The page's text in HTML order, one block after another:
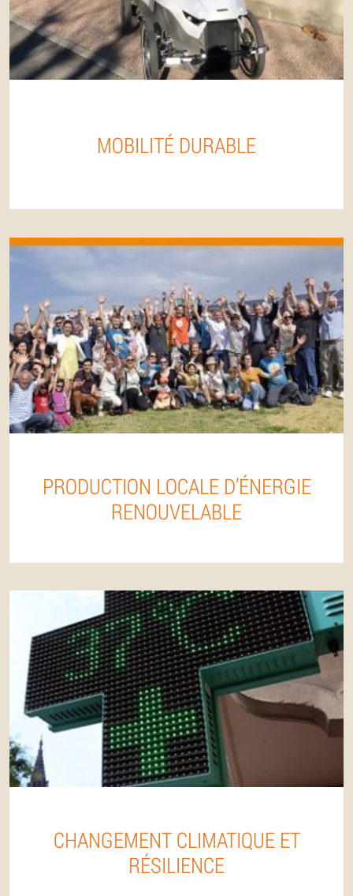
MOBILITÉ DURABLE
PRODUCTION LOCALE D’ÉNERGIE
RENOUVELABLE
CHANGEMENT CLIMATIQUE ET
RÉSILIENCE